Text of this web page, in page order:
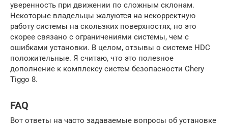
уверенность при движении по сложным склонам.
Некоторые владельцы жалуются на некорректную
работу системы на скользких поверхностях, но это
скорее связано с ограничениями системы, чем с
ошибками установки. В целом, отзывы о системе HDC
положительные. Я считаю, что это полезное
дополнение к комплексу систем безопасности Chery
Tiggo 8.
FAQ
Вот ответы на часто задаваемые вопросы об установке